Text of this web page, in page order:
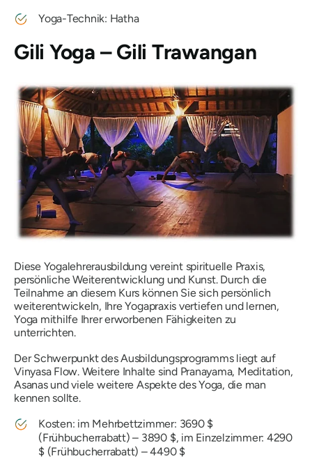
Yoga-Technik: Hatha
Gili Yoga – Gili Trawangan
Diese Yogalehrerausbildung vereint spirituelle Praxis,
persönliche Weiterentwicklung und Kunst. Durch die
Teilnahme an diesem Kurs können Sie sich persönlich
weiterentwickeln, Ihre Yogapraxis vertiefen und lernen,
Yoga mithilfe Ihrer erworbenen Fähigkeiten zu
unterrichten.
Der Schwerpunkt des Ausbildungsprogramms liegt auf
Vinyasa Flow. Weitere Inhalte sind Pranayama, Meditation,
Asanas und viele weitere Aspekte des Yoga, die man
kennen sollte.
Kosten: im Mehrbettzimmer: 3690 $
(Frühbucherrabatt) – 3890 $, im Einzelzimmer: 4290
$ (Frühbucherrabatt) – 4490 $